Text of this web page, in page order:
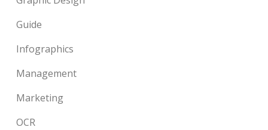
Guide
Infographics
Management
Marketing
OCR